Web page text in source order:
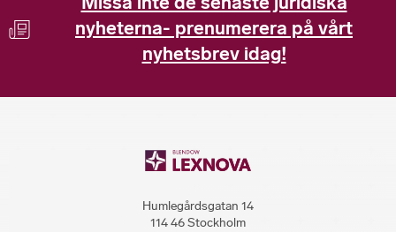
nyheterna- prenumerera på vårt
nyhetsbrev idag!
Humlegårdsgatan 14
114 46 Stockholm